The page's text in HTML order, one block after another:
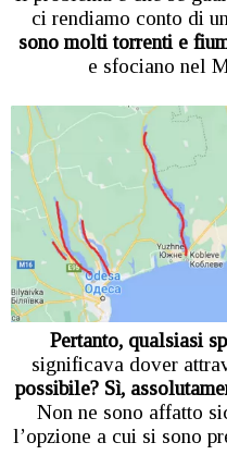
ci rendiamo conto di
sono molti torrenti e
e sfociano nel
Pertanto, qualsiasi
significava dover
possibile? Sì,
Non ne sono affatto
l’opzione a cui si sono